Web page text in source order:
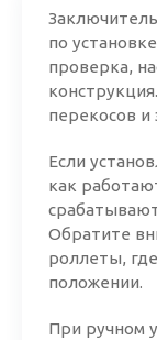
по
проверка,
перекосов и
Если
как
Обратите
роллеты,
положении.
При ручном